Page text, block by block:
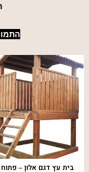
בית עץ דגם אלון –